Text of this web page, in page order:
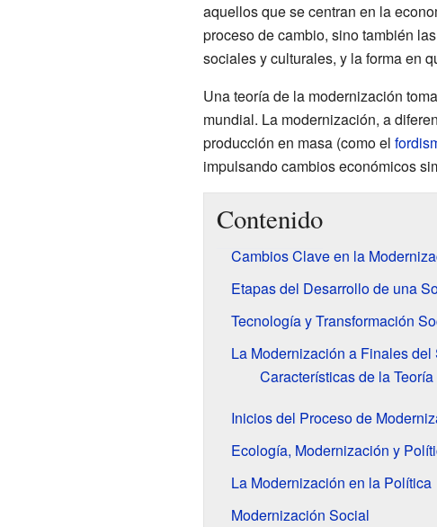
aquellos que se centran en la
proceso de cambio, sino también
sociales y culturales, y la forma en
Una teoría de la modernización
mundial. La modernización, a
producción en masa (como el
impulsando cambios económicos
Contenido
Cambios Clave en la
Etapas del Desarrollo de una
Tecnología y Transformación
La Modernización a Finales del
Características de la
Inicios del Proceso de
Ecología, Modernización y
La Modernización en la Política
Modernización Social